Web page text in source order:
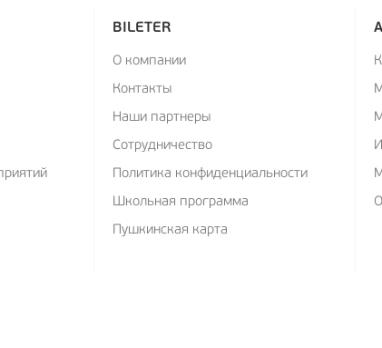
BILETER
О компании
Контакты
Наши партнеры
Сотрудничество
Политика конфиденциальности
Школьная программа
Пушкинская карта